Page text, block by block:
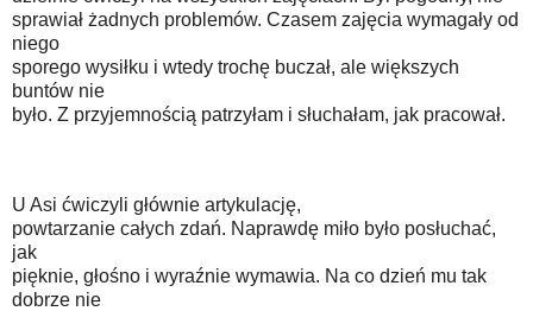
sprawiał żadnych problemów. Czasem zajęcia wymagały od
niego
sporego wysiłku i wtedy trochę buczał, ale większych
buntów nie
było. Z przyjemnością patrzyłam i słuchałam, jak pracował.
U Asi ćwiczyli głównie artykulację,
powtarzanie całych zdań. Naprawdę miło było posłuchać,
jak
pięknie, głośno i wyraźnie wymawia. Na co dzień mu tak
dobrze nie